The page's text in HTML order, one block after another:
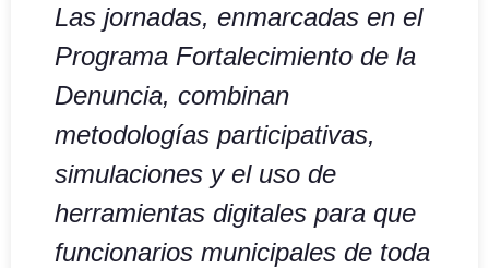
Las jornadas, enmarcadas en el
Programa Fortalecimiento de la
Denuncia, combinan
metodologías participativas,
simulaciones y el uso de
herramientas digitales para que
funcionarios municipales de toda